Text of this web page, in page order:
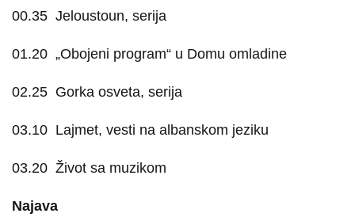
00.35 Jeloustoun, serija
01.20 „Obojeni program“ u Domu omladine
02.25 Gorka osveta, serija
03.10 Lajmet, vesti na albanskom jeziku
03.20 Život sa muzikom
Najava